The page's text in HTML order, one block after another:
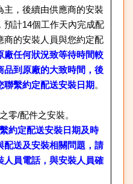
主，後續由供應商的安裝
預計14個工作天內完成配
商的安裝人員與您約定配
廠任何狀況致等待時間較
品到原廠的大致時間，後
繫約定配送安裝日期 。
零/配件之安裝。
約定配送安裝日期及時
配送及安裝相關問題，請
人員電話，與安裝人員確